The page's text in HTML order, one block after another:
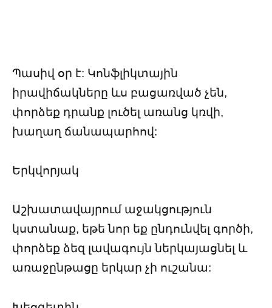
Պասիվ օր է: Կոնֆլիկտային
իրավիճակները ևս բացառված չեն,
փորձեք դրանք լուծել առանց կռվի,
խաղաղ ճանապարհով:
Երկվորյակ
Աշխատավայրում աջակցություն
կստանաք, եթե նոր եք ընդունվել գործի,
փորձեք ձեզ լավագույն ներկայացնել և
առաջընթացը երկար չի ուշանա: